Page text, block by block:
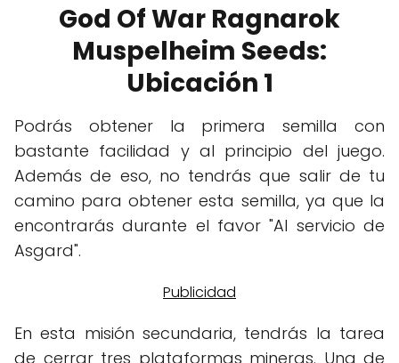
God Of War Ragnarok
Muspelheim Seeds:
Ubicación 1
Podrás obtener la primera semilla con
bastante facilidad y al principio del juego.
Además de eso, no tendrás que salir de tu
camino para obtener esta semilla, ya que la
encontrarás durante el favor "Al servicio de
Asgard".
En esta misión secundaria, tendrás la tarea
de cerrar tres plataformas mineras. Una de